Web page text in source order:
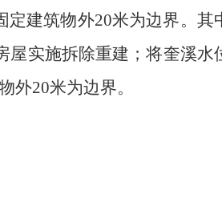
定建筑物外20米为边界。 其
屋实施拆除重建 ；将奎溪水
外20米为边界。